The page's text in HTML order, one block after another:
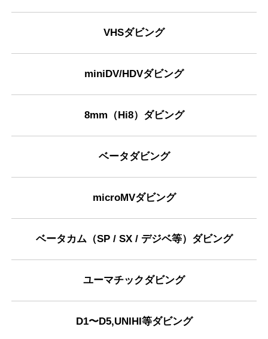
VHSダビング
miniDV/HDVダビング
8mm（Hi8）ダビング
ベータダビング
microMVダビング
ベータカム（SP / SX / デジベ等）ダビング
ユーマチックダビング
D1〜D5,UNIHI等ダビング